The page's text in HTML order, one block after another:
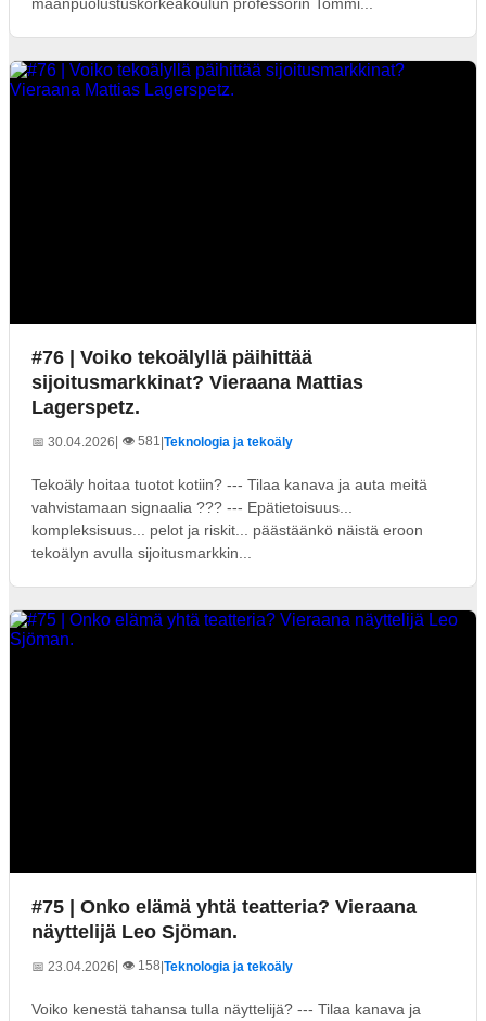
#76 | Voiko tekoälyllä päihittää
sijoitusmarkkinat? Vieraana Mattias
Lagerspetz.
📅 30.04.2026| 👁️ 581 Teknologia ja tekoäly
Tekoäly hoitaa tuotot kotiin? --- Tilaa kanava ja auta meitä
vahvistamaan signaalia ??? --- Epätietoisuus...
kompleksisuus... pelot ja riskit... päästäänkö näistä eroon
tekoälyn avulla sijoitusmarkkin...
#75 | Onko elämä yhtä teatteria? Vieraana
näyttelijä Leo Sjöman.
📅 23.04.2026| 👁️ 158 Teknologia ja tekoäly
Voiko kenestä tahansa tulla näyttelijä? --- Tilaa kanava ja